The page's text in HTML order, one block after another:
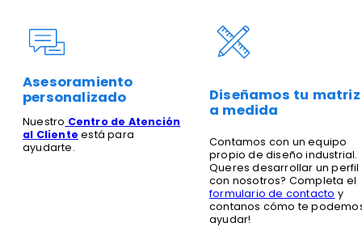
Asesoramiento
personalizado
Nuestro Centro de Atención
al Cliente está para
ayudarte.
Diseñamos tu matriz
a medida
Contamos con un equipo
propio de diseño industrial.
Queres desarrollar un perfil
con nosotros? Completa el
formulario de contacto y
contanos cómo te
ayudar!